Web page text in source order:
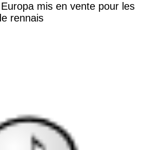
mis en vente pour les
rennais